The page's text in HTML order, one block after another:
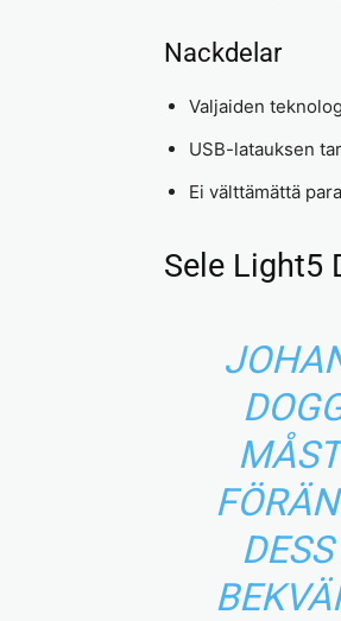
Nackdelar
Valjaiden
USB-latauksen
Ei välttämättä
Sele Light5